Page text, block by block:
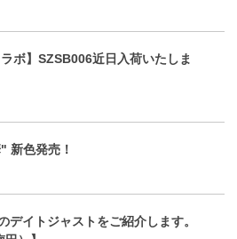
ボ】SZSB006近日入荷いたしま
新色発売！
デイトジャストをご紹介します。